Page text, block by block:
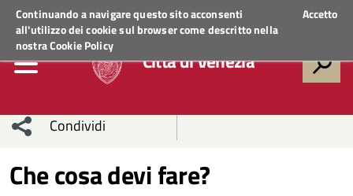
Continuando a navigare questo sito acconsenti
all'utilizzo dei cookie sul browser come descritto nella
nostraCookie Policy
Accetto
Regione VenetoACCEDI AI SERVIZI
Città di Venezia
Condividi
Condividi
Condividi
Che cosa devi fare?